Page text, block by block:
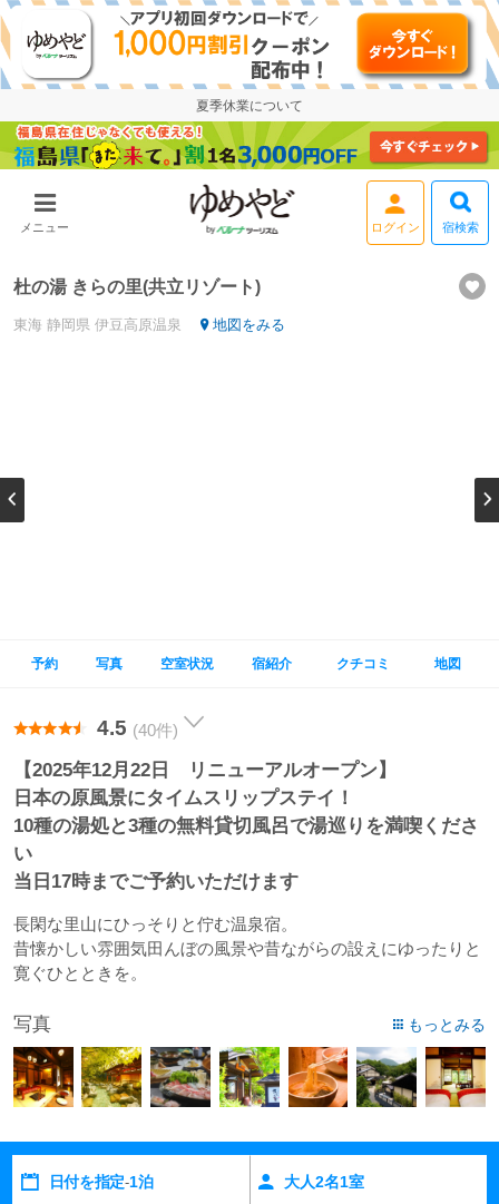
夏季休業について
メニュー
ログイン
宿検索
杜の湯 きらの里(共立リゾート)
東海 静岡県 伊豆高原温泉 地図をみる
予約 写真 空室状況 宿紹介 クチコミ 地図
4.5 (40件)
【2025年12月22日 リニューアルオープン】
日本の原風景にタイムスリップステイ！
10種の湯処と3種の無料貸切風呂で湯巡りを満喫くださ
い
当日17時までご予約いただけます
長閑な里山にひっそりと佇む温泉宿。
昔懐かしい雰囲気田んぼの風景や昔ながらの設えにゆったりと
寛ぐひとときを。
写真 もっとみる
日付を指定-1泊 大人2名1室